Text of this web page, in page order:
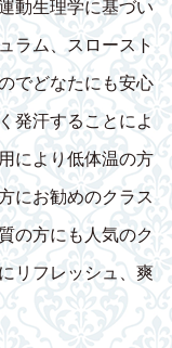
動生理学に基づい
ラム、スロースト
でどなたにも安心
発汗することによ
により低体温の方
にお勧めのクラス
の方にも人気のク
リフレッシュ、爽